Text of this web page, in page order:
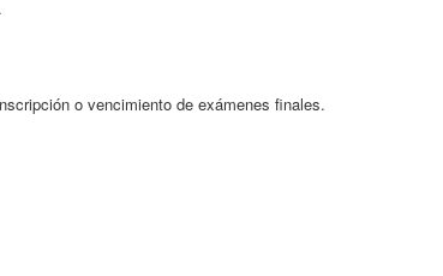
o vencimiento de exámenes finales.